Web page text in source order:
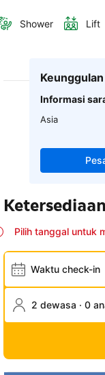
Shower Lift
Informasi
Asia
Ketersediaan
Pilih tanggal untuk
Waktu check-in
2 dewasa · 0